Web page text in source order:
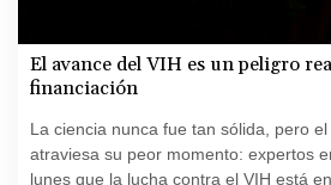
El avance del VIH es un peligro
financiación
La ciencia nunca fue tan sólida, pero
atraviesa su peor momento: expertos
lunes que la lucha contra el VIH está